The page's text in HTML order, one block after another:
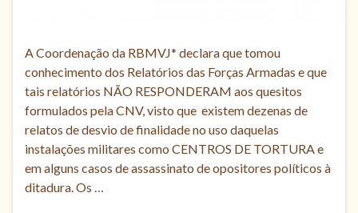
A Coordenação da RBMVJ* declara que tomou
conhecimento dos Relatórios das Forças Armadas e que
tais relatórios NÃO RESPONDERAM aos quesitos
formulados pela CNV, visto que existem dezenas de
relatos de desvio de finalidade no uso daquelas
instalações militares como CENTROS DE TORTURA e
em alguns casos de assassinato de opositores políticos à
ditadura. Os …